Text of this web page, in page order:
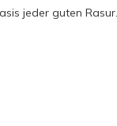
jeder guten Rasur.